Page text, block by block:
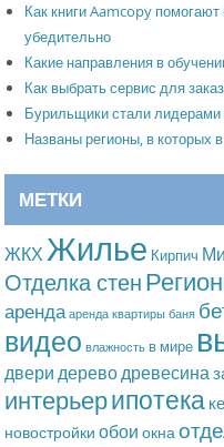
Как книги Aamcopy помогают
убедительно
Какие направления в
Как выбрать сервис для
Бурильщики стали лидерами
Названы регионы, в которых
МЕТКИ
ЖКХ Жилье Кирпич
Отделка стен
аренда аренда квартиры баня
видео влажность в мире
двери дереводревесина
интерьерипотека
новостройки обои окна